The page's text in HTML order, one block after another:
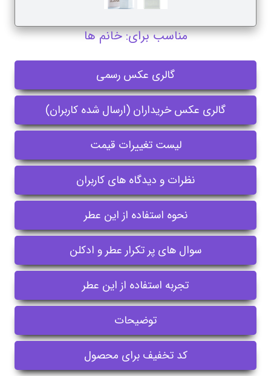
مناسب برای: خانم ها
گالری عکس رسمی
گالری عکس خریداران (ارسال شده کاربران)
لیست تغییرات قیمت
نظرات و دیدگاه های کاربران
نحوه استفاده از این عطر
سوال های پر تکرار عطر و ادکلن
تجربه استفاده از این عطر
توضیحات
کد تخفیف برای محصول